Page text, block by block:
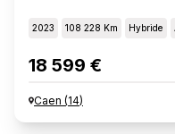
2023 108 228 Km Hybride
18 599 €
Caen (14)